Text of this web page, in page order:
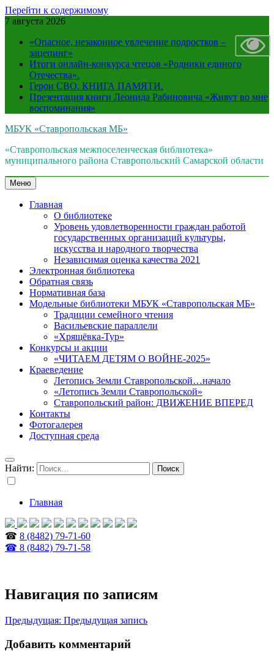
Перейти к содержимому
7 августа 2026
«Опасное, незаконное увлечение подростков –
зацепинг»
Итоги онлайн-конкурса чтецов «Родники единого
Отечества».
Герои СВО. КНИГА ПАМЯТИ.
Презентация книги Леонида Рабиновича «Живут во мне
воспоминания»
МБУК «Ставропольская МБ»
«Ставропольская межпоселенческая библиотека»
муниципального района Ставропольский Самарской области
Меню
Главная
О библиотеке
Уровень удовлетворенности граждан работой
государственных организаций культуры,
искусства и народного творчества
Независимая оценка качества 2021
Электронная библиотека
Обратная связь
Нормативная база
Модельные библиотеки МБУК «Ставропольская МБ»
Традиции семейного чтения
Васильевские параллели
«Хрящёвка-Тур»
Конкурсы и акции
«ЧИТАЕМ ДЕТЯМ О ВОЙНЕ-2025»
Краеведение
Летопись Земли Ставропольской…начало
«Летопись Земли Ставропольской»
Ставропольский район: ДВИЖЕНИЕ ВПЕРЕД
Контакты
Фотогалерея
Доступная среда
Найти:
Главная
☎ 8 (8482) 79-71-60
☎ 8 (8482) 79-71-58
Навигация по записям
Предыдущая: Предыдущая запись
Добавить комментарий